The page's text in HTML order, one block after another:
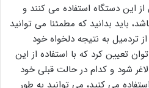
از این دستگاه استفاده می کنند و
باید بدانید که مطمئنا می توانید
تردمیل به نتیجه دلخواه خود
تعیین کرد که با استفاده از این
شود و کدام در حالت قبلی خود
می کنید، می توانید به طور